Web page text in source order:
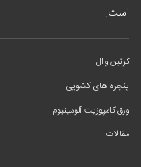
است.
کرتین وال
پنجره های کشویی
ورق کامپوزیت آلومینیوم
مقالات